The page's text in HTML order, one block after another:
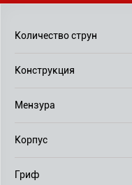
Количество струн
Конструкция
Мензура
Корпус
Гриф